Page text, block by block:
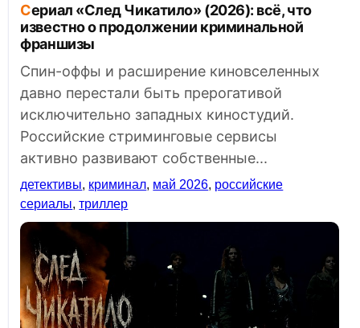
Сериал «След Чикатило» (2026): всё, что
известно о продолжении криминальной
франшизы
Спин-оффы и расширение киновселенных
давно перестали быть прерогативой
исключительно западных киностудий.
Российские стриминговые сервисы
активно развивают собственные...
детективы, криминал, май 2026, российские
сериалы,триллер